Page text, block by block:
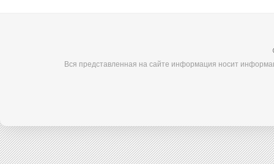
Вся представленная на сайте информация носит